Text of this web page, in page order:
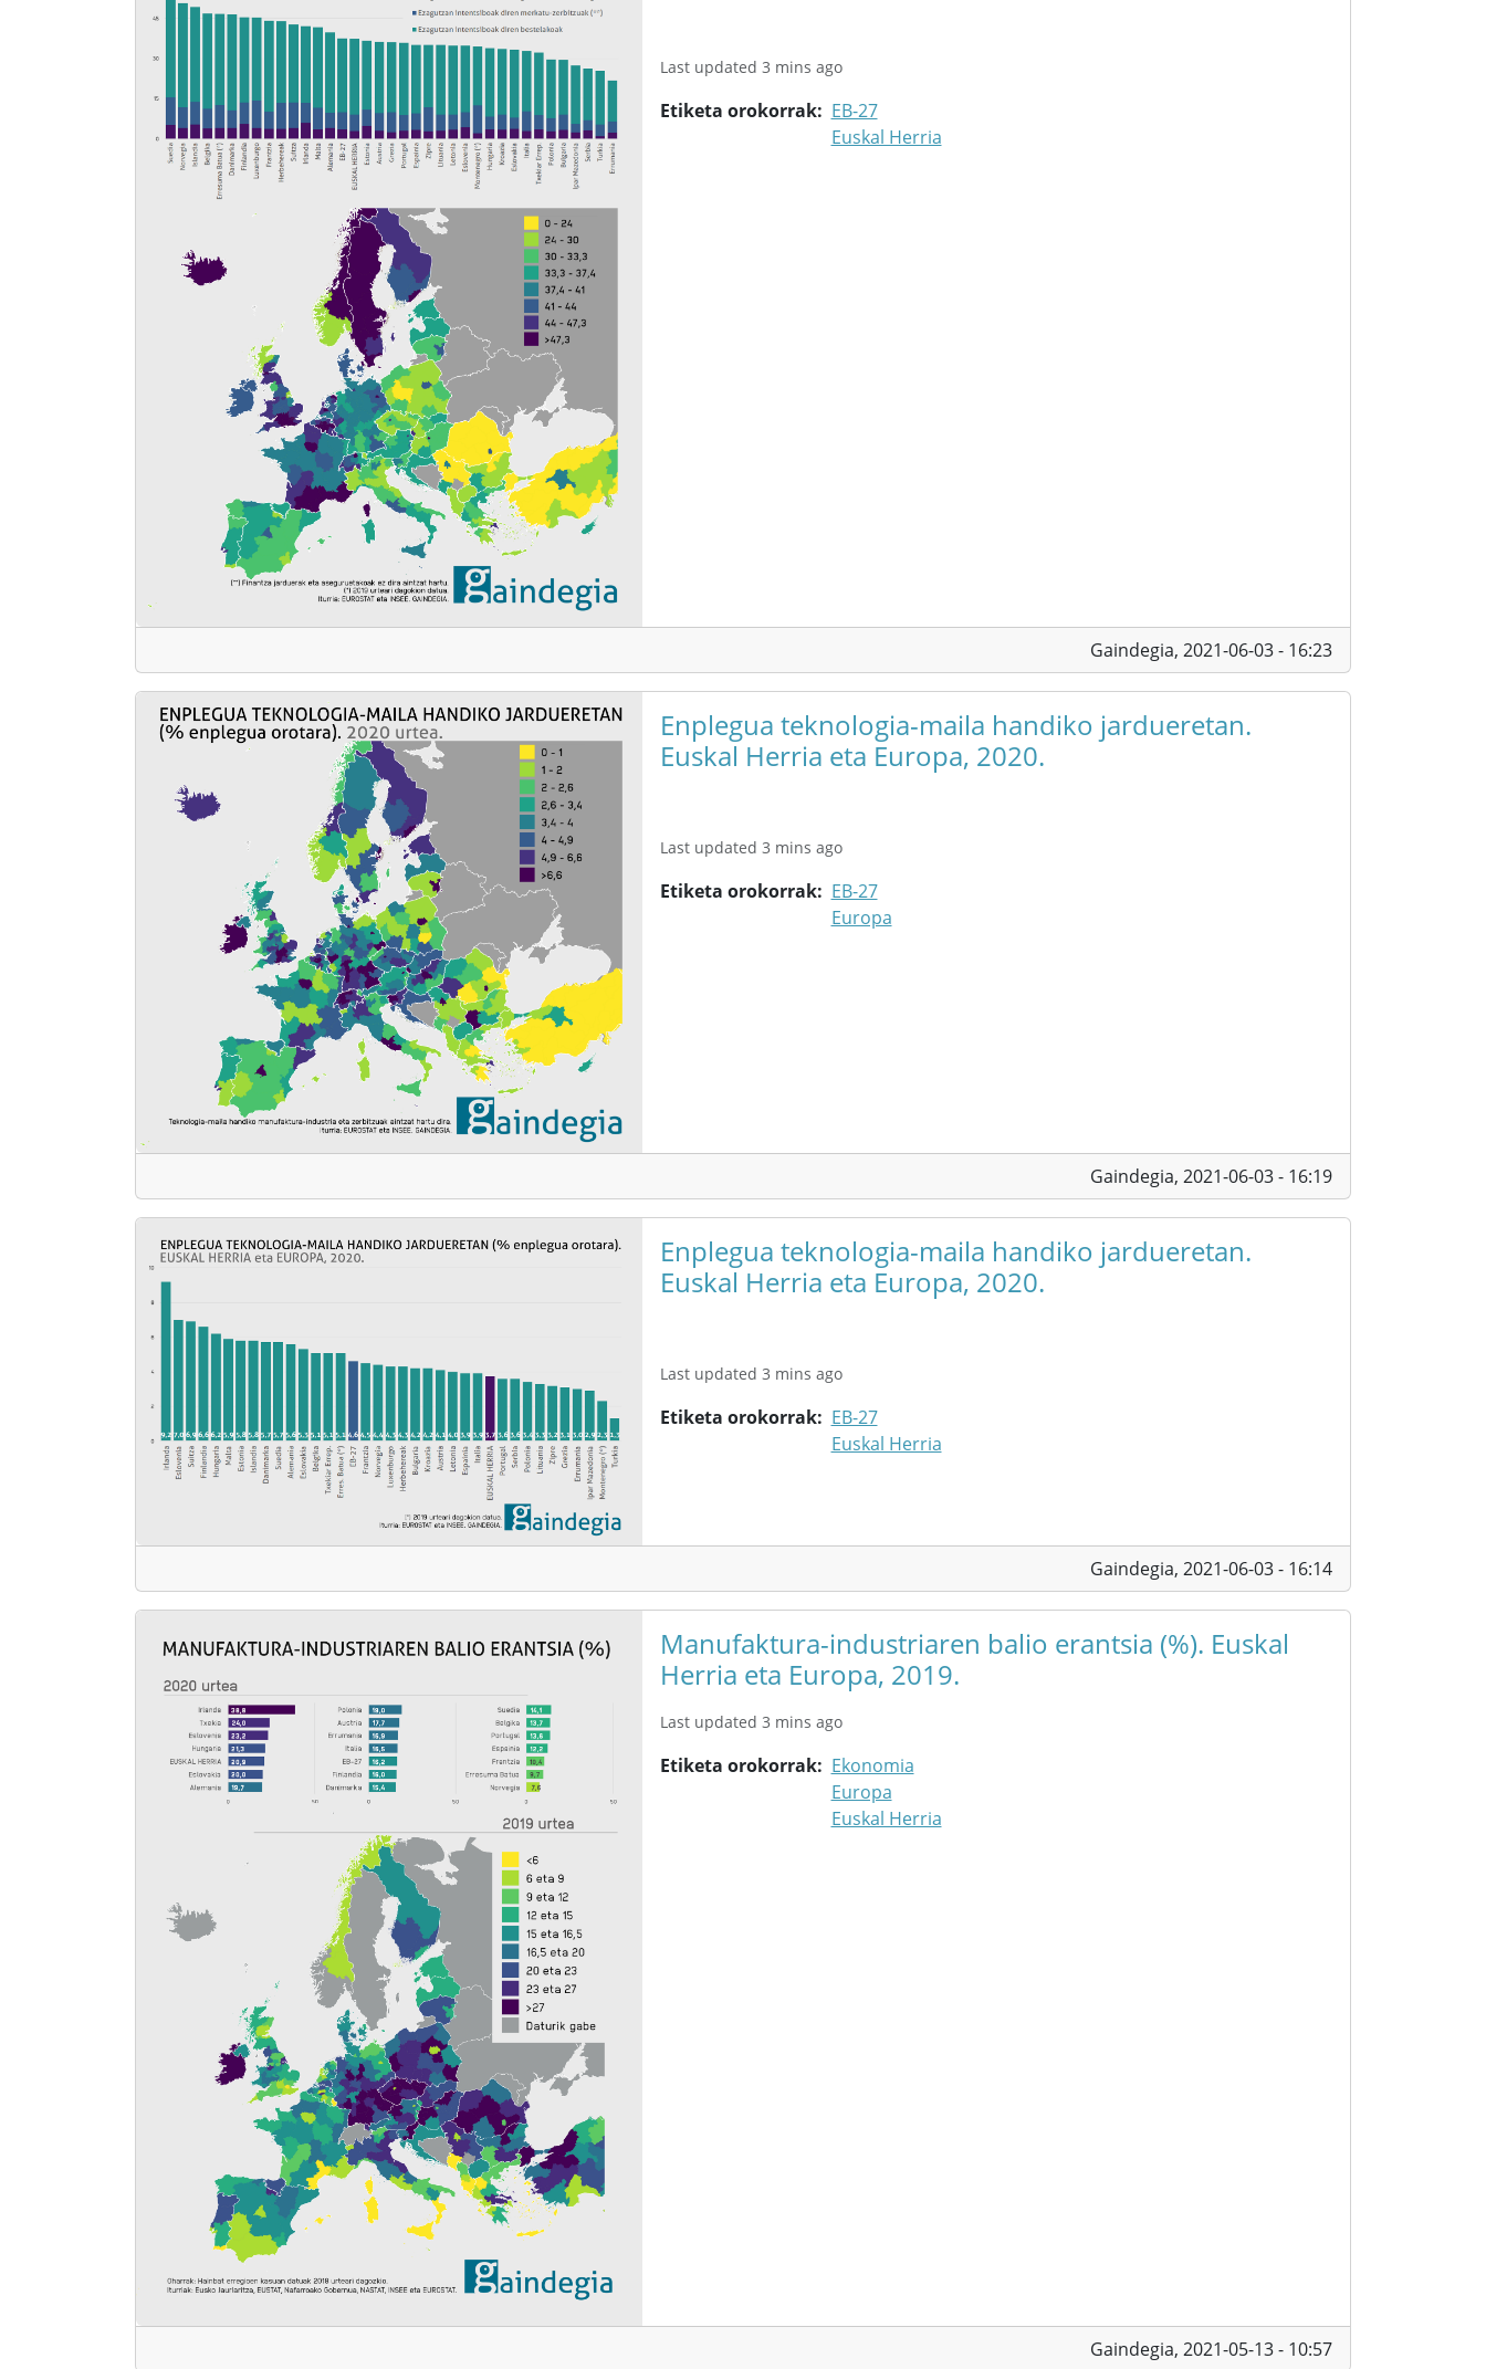
Last updated 3 mins ago
Etiketa orokorrak
EB-27
Euskal Herria
Gaindegia, 2021-06-03 - 16:23
Enplegua teknologia-maila handiko jardueretan.
Euskal Herria eta Europa, 2020.
Last updated 3 mins ago
Etiketa orokorrak
EB-27
Europa
Gaindegia, 2021-06-03 - 16:19
Enplegua teknologia-maila handiko jardueretan.
Euskal Herria eta Europa, 2020.
Last updated 3 mins ago
Etiketa orokorrak
EB-27
Euskal Herria
Gaindegia, 2021-06-03 - 16:14
Manufaktura-industriaren balio erantsia (%). Euskal
Herria eta Europa, 2019.
Last updated 3 mins ago
Etiketa orokorrak
Ekonomia
Europa
Euskal Herria
Gaindegia, 2021-05-13 - 10:57